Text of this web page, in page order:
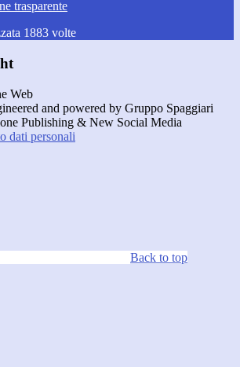
trasparente
1883 volte
and powered by Gruppo Spaggiari
Publishing & New Social Media
dati personali
Back to top